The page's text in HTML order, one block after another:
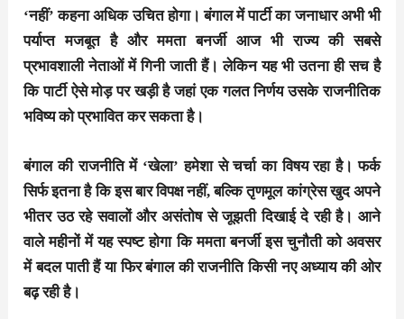
‘नहीं’ कहना अधिक उचित होगा। बंगाल में पार्टी का जनाधार अभी भी
पर्याप्त मजबूत है और ममता बनर्जी आज भी राज्य की सबसे
प्रभावशाली नेताओं में गिनी जाती हैं। लेकिन यह भी उतना ही सच है
कि पार्टी ऐसे मोड़ पर खड़ी है जहां एक गलत निर्णय उसके राजनीतिक
भविष्य को प्रभावित कर सकता है।
बंगाल की राजनीति में ‘खेला’ हमेशा से चर्चा का विषय रहा है। फर्क
सिर्फ इतना है कि इस बार विपक्ष नहीं, बल्कि तृणमूल कांग्रेस खुद अपने
भीतर उठ रहे सवालों और असंतोष से जूझती दिखाई दे रही है। आने
वाले महीनों में यह स्पष्ट होगा कि ममता बनर्जी इस चुनौती को अवसर
में बदल पाती हैं या फिर बंगाल की राजनीति किसी नए अध्याय की ओर
बढ़ रही है।